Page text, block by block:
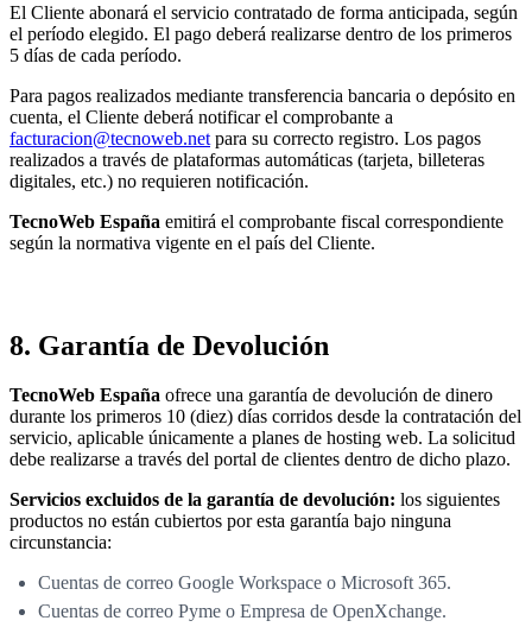
El Cliente abonará el servicio contratado de forma anticipada, según
el período elegido. El pago deberá realizarse dentro de los primeros
5 días de cada período.
Para pagos realizados mediante transferencia bancaria o depósito en
cuenta, el Cliente deberá notificar el comprobante a
facturacion@tecnoweb.net para su correcto registro. Los pagos
realizados a través de plataformas automáticas (tarjeta, billeteras
digitales, etc.) no requieren notificación.
TecnoWeb España emitirá el comprobante fiscal correspondiente
según la normativa vigente en el país del Cliente.
8. Garantía de Devolución
TecnoWeb España ofrece una garantía de devolución de dinero
durante los primeros 10 (diez) días corridos desde la contratación del
servicio, aplicable únicamente a planes de hosting web. La solicitud
debe realizarse a través del portal de clientes dentro de dicho plazo.
Servicios excluidos de la garantía de devolución: los siguientes
productos no están cubiertos por esta garantía bajo ninguna
circunstancia:
Cuentas de correo Google Workspace o Microsoft 365.
Cuentas de correo Pyme o Empresa de OpenXchange.